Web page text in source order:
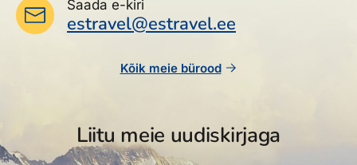
Saada e-kiri
estravel@estravel.ee
Kõik meie bürood
Liitu meie uudiskirjaga